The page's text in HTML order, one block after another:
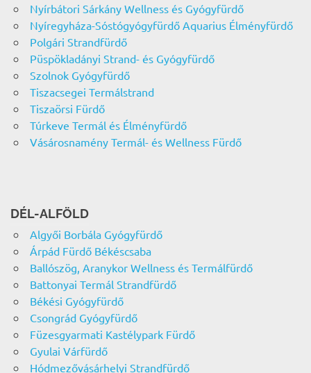
Nyírbátori Sárkány Wellness és Gyógyfürdő
Nyíregyháza-Sóstógyógyfürdő Aquarius Élményfürdő
Polgári Strandfürdő
Püspökladányi Strand- és Gyógyfürdő
Szolnok Gyógyfürdő
Tiszacsegei Termálstrand
Tiszaörsi Fürdő
Túrkeve Termál és Élményfürdő
Vásárosnamény Termál- és Wellness Fürdő
DÉL-ALFÖLD
Algyői Borbála Gyógyfürdő
Árpád Fürdő Békéscsaba
Ballószög, Aranykor Wellness és Termálfürdő
Battonyai Termál Strandfürdő
Békési Gyógyfürdő
Csongrád Gyógyfürdő
Füzesgyarmati Kastélypark Fürdő
Gyulai Várfürdő
Hódmezővásárhelyi Strandfürdő